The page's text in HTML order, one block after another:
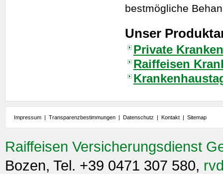
bestmögliche
Unser
Private
Raiffeisen
Impressum | Transparenzbestimmungen | Datenschutz | Kontakt | Sitemap
Raiffeisen Versicherungsdienst
Bozen, Tel. +39 0471 307 580,